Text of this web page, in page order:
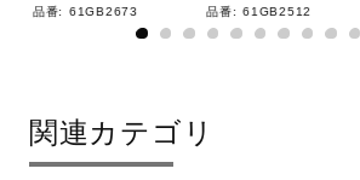
素材
品番: 61GB2673 品番: 61GB2512
関連カテゴリ